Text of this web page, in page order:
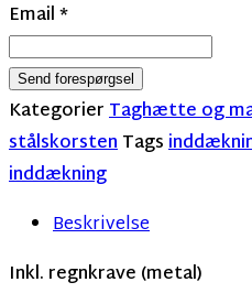
Email*
Send forespørgsel
KategorierTaghætte og
stålskorstenTags
inddækning
Beskrivelse
Inkl. regnkrave (metal)